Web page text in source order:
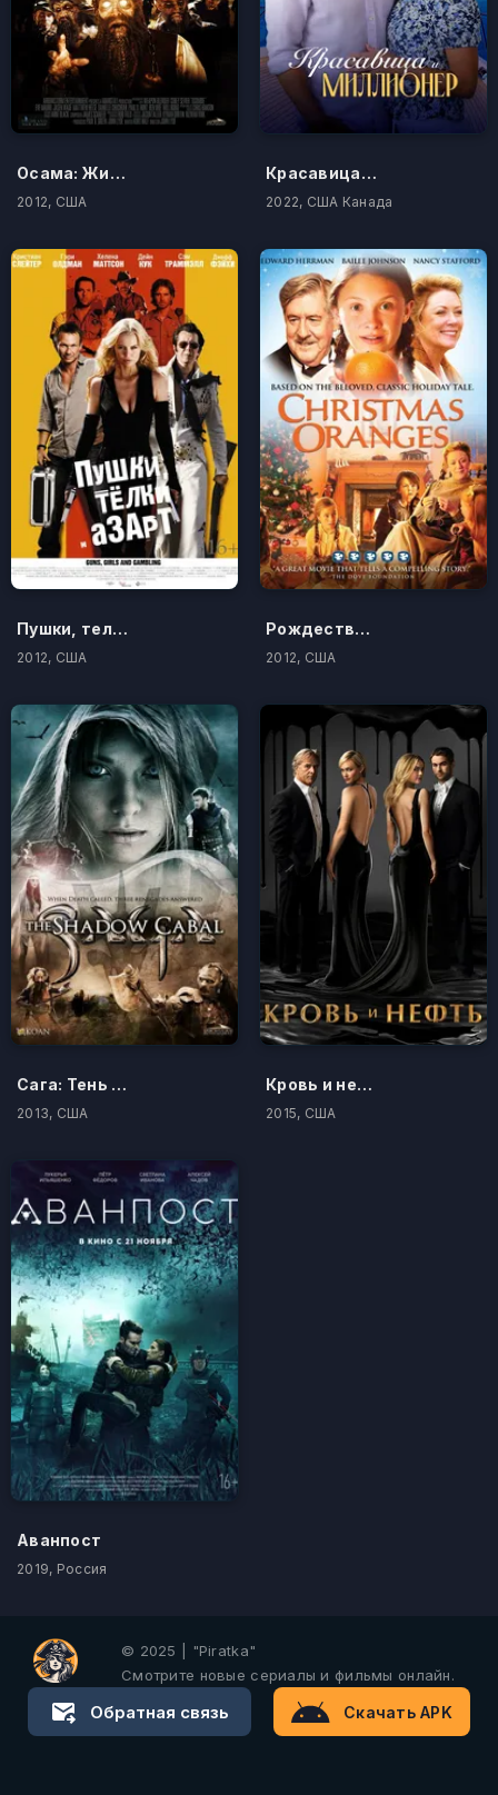
Осама: Живее всех живых
2012, США
Красавица и миллионер
2022, США Канада
Пушки, телки и азарт
2012, США
Рождественские апельсины
2012, США
Сага: Тень Кабала
2013, США
Кровь и нефть
2015, США
Аванпост
2019, Россия
© 2025 | "Piratka"
Смотрите новые сериалы и фильмы онлайн.
Обратная связь Скачать APK